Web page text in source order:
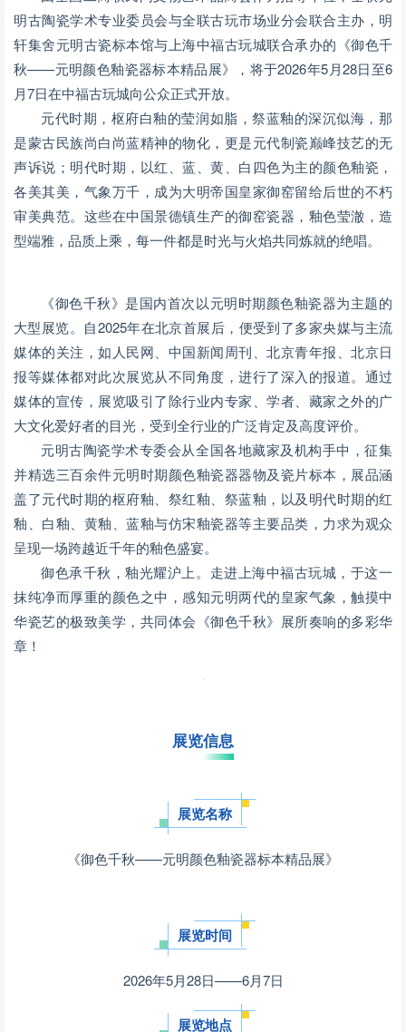
明古陶瓷学术专业委员会与全联古玩市场业分会联合主办，明
轩集舍元明古瓷标本馆与上海中福古玩城联合承办的《御色千
秋——元明颜色釉瓷器标本精品展》，将于2026年5月28日至6
月7日在中福古玩城向公众正式开放。
元代时期，枢府白釉的莹润如脂，祭蓝釉的深沉似海，那
是蒙古民族尚白尚蓝精神的物化，更是元代制瓷巅峰技艺的无
声诉说；明代时期，以红、蓝、黄、白四色为主的颜色釉瓷，
各美其美，气象万千，成为大明帝国皇家御窑留给后世的不朽
审美典范。这些在中国景德镇生产的御窑瓷器，釉色莹澈，造
型端雅，品质上乘，每一件都是时光与火焰共同炼就的绝唱。
《御色千秋》是国内首次以元明时期颜色釉瓷器为主题的
大型展览。自2025年在北京首展后，便受到了多家央媒与主流
媒体的关注，如人民网、中国新闻周刊、北京青年报、北京日
报等媒体都对此次展览从不同角度，进行了深入的报道。通过
媒体的宣传，展览吸引了除行业内专家、学者、藏家之外的广
大文化爱好者的目光，受到全行业的广泛肯定及高度评价。
元明古陶瓷学术专委会从全国各地藏家及机构手中，征集
并精选三百余件元明时期颜色釉瓷器器物及瓷片标本，展品涵
盖了元代时期的枢府釉、祭红釉、祭蓝釉，以及明代时期的红
釉、白釉、黄釉、蓝釉与仿宋釉瓷器等主要品类，力求为观众
呈现一场跨越近千年的釉色盛宴。
御色承千秋，釉光耀沪上。走进上海中福古玩城，于这一
抹纯净而厚重的颜色之中，感知元明两代的皇家气象，触摸中
华瓷艺的极致美学，共同体会《御色千秋》展所奏响的多彩华
章！
展览信息
展览名称
《御色千秋——元明颜色釉瓷器标本精品展》
展览时间
2026年5月28日——6月7日
展览地点